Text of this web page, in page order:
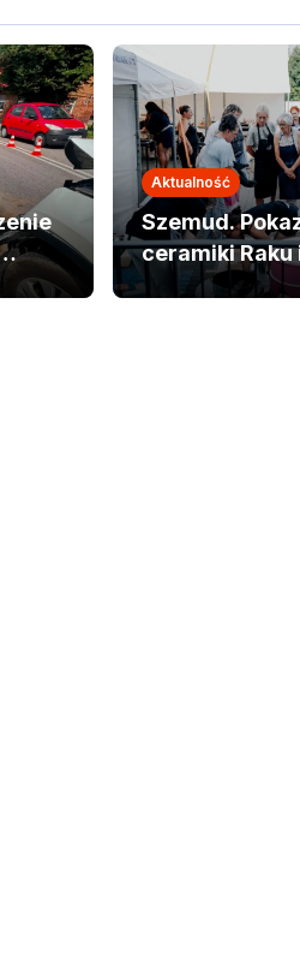
Aktualność
Szemud.
ceramiki Raku
Tradycji